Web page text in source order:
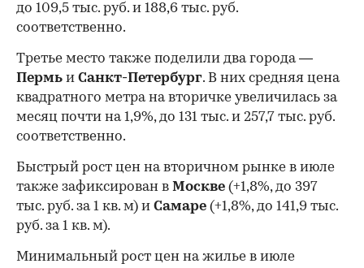
до 109,5 тыс. руб. и 188,6 тыс. руб.
соответственно.
Третье место также поделили два города —
Пермь и Санкт-Петербург. В них средняя цена
квадратного метра на вторичке увеличилась за
месяц почти на 1,9%, до 131 тыс. и 257,7 тыс. руб.
соответственно.
Быстрый рост цен на вторичном рынке в июле
также зафиксирован в Москве (+1,8%, до 397
тыс. руб. за 1 кв. м) и Самаре (+1,8%, до 141,9 тыс.
руб. за 1 кв. м).
Минимальный рост цен на жилье в июле